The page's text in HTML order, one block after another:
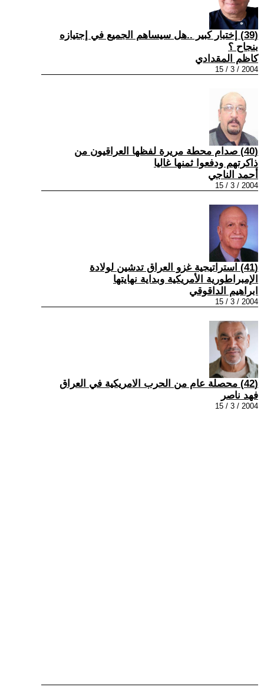
(39) إختبار كبير ..هل سيساهم الجميع في إجتيازه
بنجاح ؟
كاظم المقدادي
2004 / 3 / 15
(40) صدام محطة مريرة لفظها العراقيون من
ذاكرتهم ودفعوا ثمنها غاليا
أحمد الناجي
2004 / 3 / 15
(41) استراتيجية غزو العراق تدشين لولادة
الإمبراطورية الأمريكية وبداية نهايتها
ابراهيم الداقوقي
2004 / 3 / 15
(42) محصلة عام من الحرب الامريكية في العراق
فهد ناصر
2004 / 3 / 15